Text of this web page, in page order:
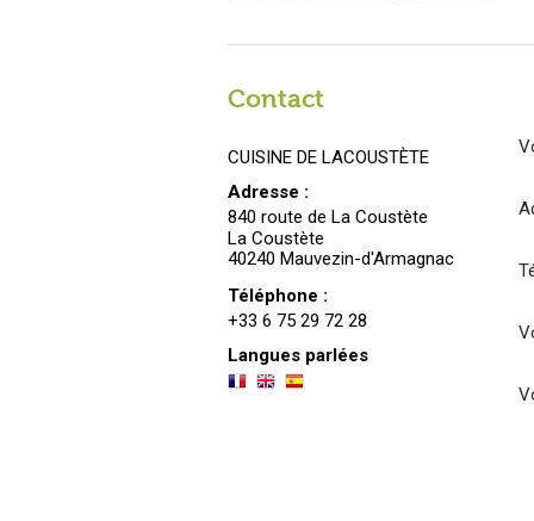
Contact
CUISINE DE LACOUSTÈTE
Adresse :
840 route de La Coustète
La Coustète
40240 Mauvezin-d'Armagnac
Téléphone :
+33 6 75 29 72 28
Langues parlées